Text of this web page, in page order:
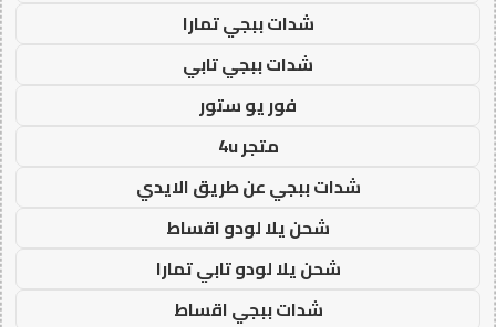
شدات ببجي تمارا
شدات ببجي تابي
فور يو ستور
متجر 4u
شدات ببجي عن طريق الايدي
شحن يلا لودو اقساط
شحن يلا لودو تابي تمارا
شدات ببجي اقساط